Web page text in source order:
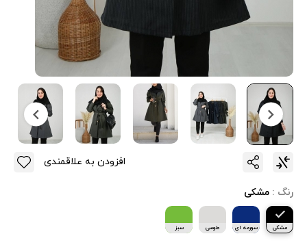
رنگ : مشکی
مشکی سورمه ای طوسی سبز
افزودن به علاقمندی